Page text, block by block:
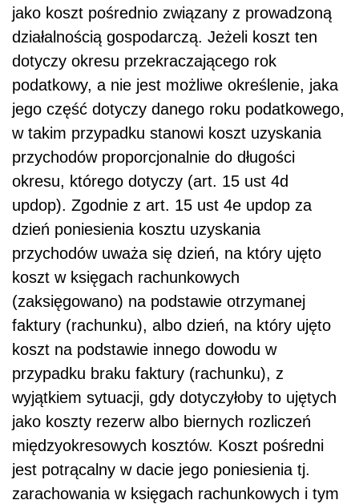
jako koszt pośrednio związany z prowadzoną
działalnością gospodarczą. Jeżeli koszt ten
dotyczy okresu przekraczającego rok
podatkowy, a nie jest możliwe określenie, jaka
jego część dotyczy danego roku podatkowego,
w takim przypadku stanowi koszt uzyskania
przychodów proporcjonalnie do długości
okresu, którego dotyczy (art. 15 ust 4d
updop). Zgodnie z art. 15 ust 4e updop za
dzień poniesienia kosztu uzyskania
przychodów uważa się dzień, na który ujęto
koszt w księgach rachunkowych
(zaksięgowano) na podstawie otrzymanej
faktury (rachunku), albo dzień, na który ujęto
koszt na podstawie innego dowodu w
przypadku braku faktury (rachunku), z
wyjątkiem sytuacji, gdy dotyczyłoby to ujętych
jako koszty rezerw albo biernych rozliczeń
międzyokresowych kosztów. Koszt pośredni
jest potrącalny w dacie jego poniesienia tj.
zarachowania w księgach rachunkowych i tym